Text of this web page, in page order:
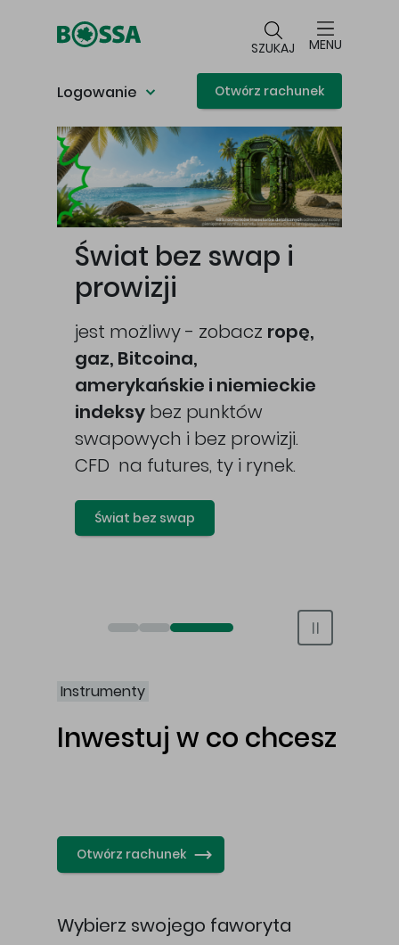
SZUKAJ MENU
Logowanie Otwórz rachunek
Główna treść
Świat bez swap i
prowizji
jest możliwy - zobacz ropę,
gaz, Bitcoina,
amerykańskie i niemieckie
indeksy bez punktów
swapowych i bez prowizji.
CFD na futures, ty i rynek.
Świat bez swap
Otwórz rachunek maklerski online
Otwórz konto IKE/IKZE
Świat bez swap i prowizji
Instrumenty
Inwestuj w co chcesz
Otwórz rachunek
Wybierz swojego faworyta